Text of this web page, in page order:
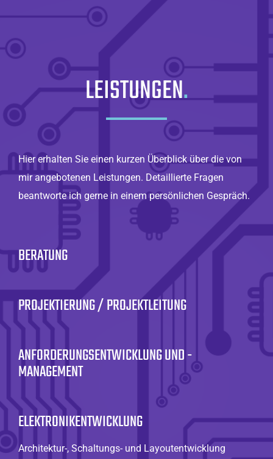
LEISTUNGEN.
Hier erhalten Sie einen kurzen Überblick über die von
mir angebotenen Leistungen. Detaillierte Fragen
beantworte ich gerne in einem persönlichen Gespräch.
BERATUNG
PROJEKTIERUNG / PROJEKTLEITUNG
ANFORDERUNGSENTWICKLUNG UND -
MANAGEMENT
ELEKTRONIKENTWICKLUNG
Architektur-, Schaltungs- und Layoutentwicklung